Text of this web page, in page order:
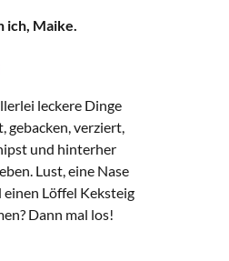
ich, Maike.
leckere Dinge
gebacken, verziert,
und hinterher
Lust, eine Nase
Löffel Keksteig
Dann mal los!